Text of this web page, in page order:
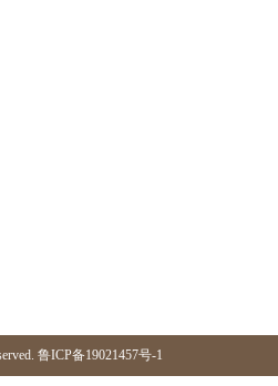
鲁ICP备19021457号-1